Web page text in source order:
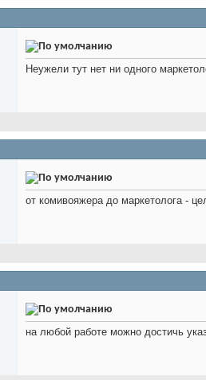
Неужели тут нет ни одного
от комивояжера до маркетолога -
на любой работе можно достичь